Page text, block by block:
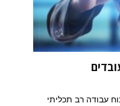
עבודה רב תכליתי